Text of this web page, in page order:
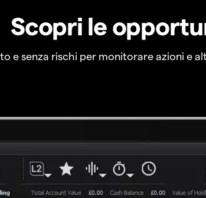
Scopri le
e senza rischi per monitorare azioni e